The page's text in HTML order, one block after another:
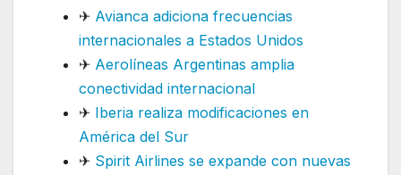
✈ Avianca adiciona frecuencias
internacionales a Estados Unidos
✈ Aerolíneas Argentinas amplia
conectividad internacional
✈ Iberia realiza modificaciones en
América del Sur
✈ Spirit Airlines se expande con nuevas